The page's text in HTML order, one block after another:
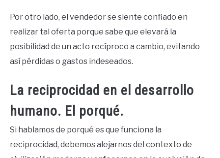
Por otro lado, el vendedor se siente confiado en
realizar tal oferta porque sabe que elevará la
posibilidad de un acto recíproco a cambio, evitando
así pérdidas o gastos indeseados.
La reciprocidad en el desarrollo
humano. El porqué.
Si hablamos de porqué es que funciona la
reciprocidad, debemos alejarnos del contexto de